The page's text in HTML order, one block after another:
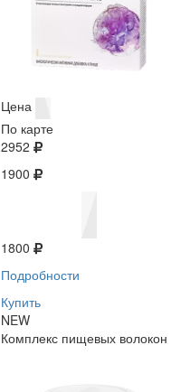
Цена
По карте
2952
1900
1800
Подробности
Купить
NEW
Комплекс пищевых волокон